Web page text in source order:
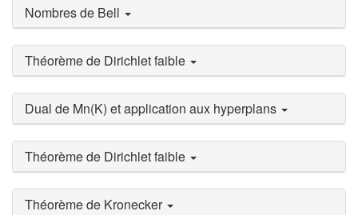
Nombres de Bell
Théorème de Dirichlet faible
Dual de Mn(K) et application aux hyperplans
Théorème de Dirichlet faible
Théorème de Kronecker